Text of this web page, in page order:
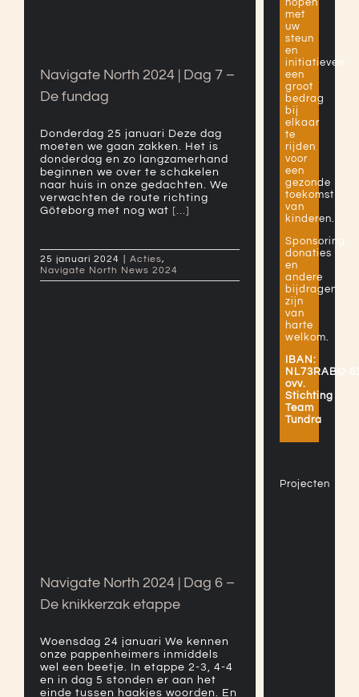
Navigate North 2024 | Dag 7 –
De fundag
Donderdag 25 januari Deze dag
moeten we gaan zakken. Het is
donderdag en zo langzamerhand
beginnen we over te schakelen
naar huis in onze gedachten. We
verwachten de route richting
Göteborg met nog wat [...]
25 januari 2024 Acties,
Navigate North News 2024
Navigate North 2024 | Dag 6 –
De knikkerzak etappe
Woensdag 24 januari We kennen
onze pappenheimers inmiddels
wel een beetje. In etappe 2-3, 4-4
en in dag 5 stonden er aan het
einde tussen haakjes woorden. En
hopen
met
uw
steun
en
initiatieven
een
groot
bedrag
bij
elkaar
te
rijden
voor
een
gezonde
toekomst
van
kinderen.
Sponsoring,
donaties
en
andere
bijdragen
zijn
van
harte
welkom.
IBAN:
NL73RABO
ovv.
Stichting
Team
Tundra
Projecten